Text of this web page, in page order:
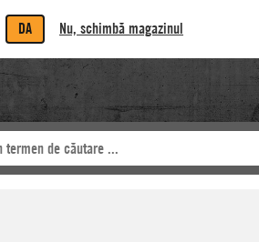
DA Nu, schimbă magazinul